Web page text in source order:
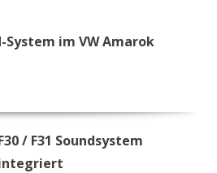
System im VW Amarok
/ F31 Soundsystem